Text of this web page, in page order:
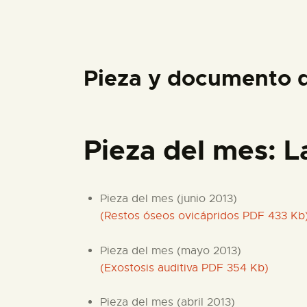
Pieza y documento
Pieza del mes:
Pieza del mes (junio 2013)
(Restos óseos ovicápridos PDF 433
Pieza del mes (mayo 2013)
(Exostosis auditiva PDF 354 Kb)
Pieza del mes (abril 2013)